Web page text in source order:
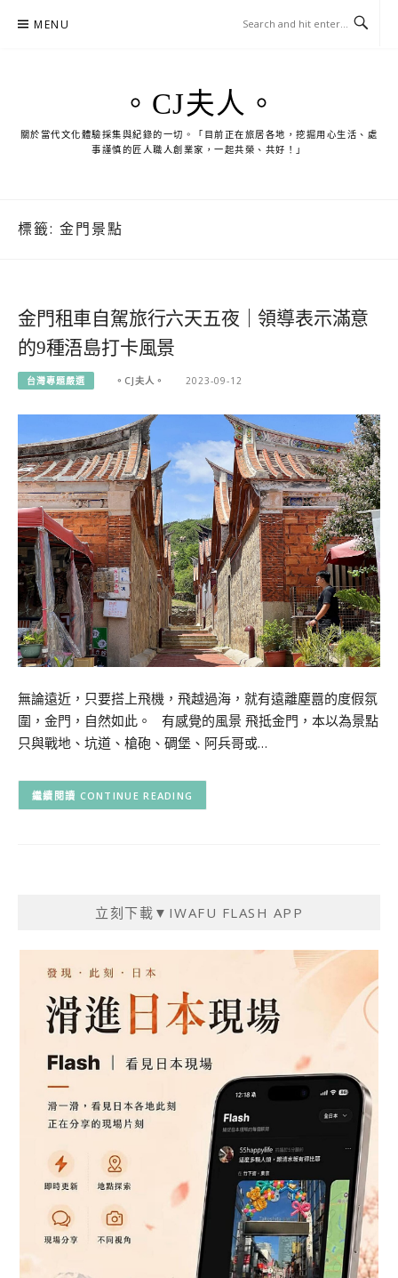
MENU
。CJ夫人。
關於當代文化體驗採集與紀錄的一切。「目前正在旅居各地，挖掘用心生活、處
事謹慎的匠人職人創業家，一起共榮、共好！」
標籤: 金門景點
金門租車自駕旅行六天五夜｜領導表示滿意
的9種浯島打卡風景
台灣專題嚴選 。CJ夫人。 2023-09-12
無論遠近，只要搭上飛機，飛越過海，就有遠離塵囂的度假氛
圍，金門，自然如此。 有感覺的風景 飛抵金門，本以為景點
只與戰地、坑道、槍砲、碉堡、阿兵哥或…
CONTINUE READING
立刻下載▼IWAFU FLASH APP